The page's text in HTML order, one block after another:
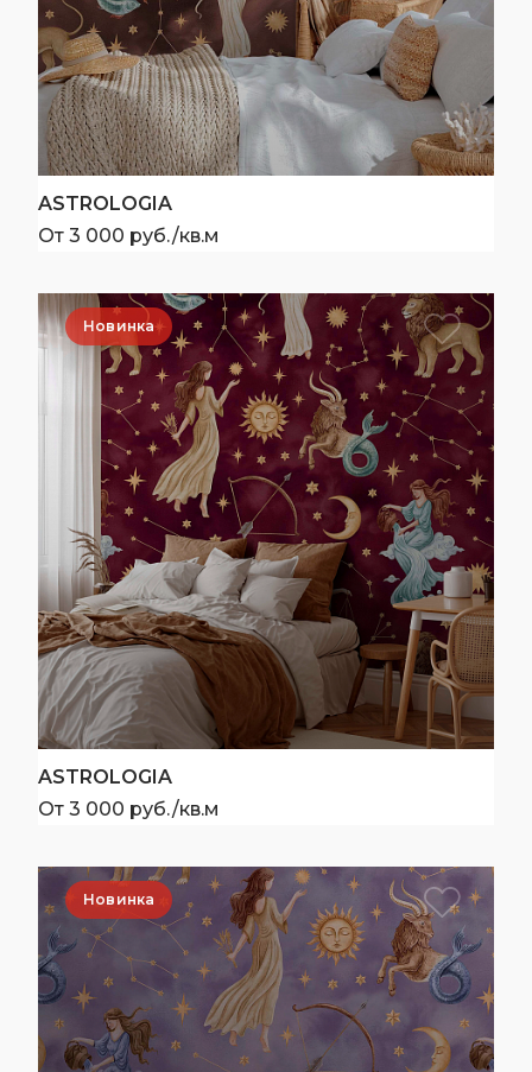
ASTROLOGIA
От 3 000 руб./кв.м
Новинка
ASTROLOGIA
От 3 000 руб./кв.м
Новинка